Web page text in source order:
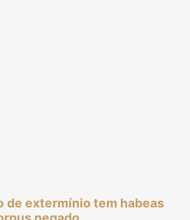
de extermínio tem habeas